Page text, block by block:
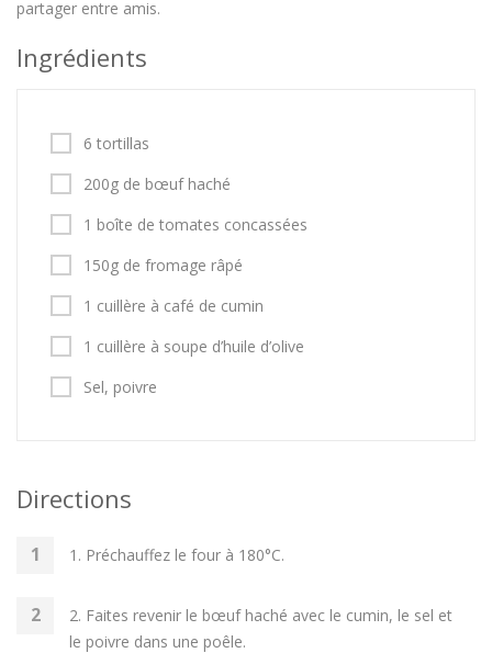
partager entre amis.
Ingrédients
6 tortillas
200g de bœuf haché
1 boîte de tomates concassées
150g de fromage râpé
1 cuillère à café de cumin
1 cuillère à soupe d’huile d’olive
Sel, poivre
Directions
1. Préchauffez le four à 180°C.
2. Faites revenir le bœuf haché avec le cumin, le sel et
le poivre dans une poêle.